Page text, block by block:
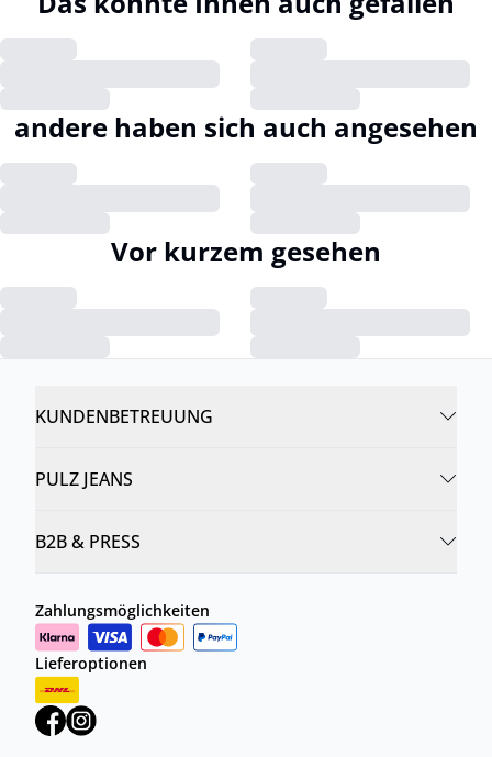
andere haben sich auch angesehen
Vor kurzem gesehen
KUNDENBETREUUNG
PULZ JEANS
B2B & PRESS
Zahlungsmöglichkeiten
Lieferoptionen